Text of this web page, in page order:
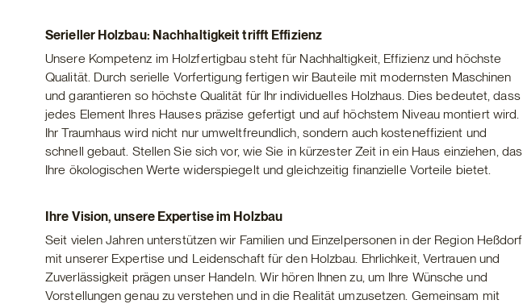
Serieller Holzbau: Nachhaltigkeit trifft Effizienz
Unsere Kompetenz im Holzfertigbau steht für Nachhaltigkeit, Effizienz und höchste
Qualität. Durch serielle Vorfertigung fertigen wir Bauteile mit modernsten Maschinen
und garantieren so höchste Qualität für Ihr individuelles Holzhaus. Dies bedeutet, dass
jedes Element Ihres Hauses präzise gefertigt und auf höchstem Niveau montiert wird.
Ihr Traumhaus wird nicht nur umweltfreundlich, sondern auch kosteneffizient und
schnell gebaut. Stellen Sie sich vor, wie Sie in kürzester Zeit in ein Haus einziehen, das
Ihre ökologischen Werte widerspiegelt und gleichzeitig finanzielle Vorteile bietet.
Ihre Vision, unsere Expertise im Holzbau
Seit vielen Jahren unterstützen wir Familien und Einzelpersonen in der Region Heßdorf
mit unserer Expertise und Leidenschaft für den Holzbau. Ehrlichkeit, Vertrauen und
Zuverlässigkeit prägen unser Handeln. Wir hören Ihnen zu, um Ihre Wünsche und
Vorstellungen genau zu verstehen und in die Realität umzusetzen. Gemeinsam mit